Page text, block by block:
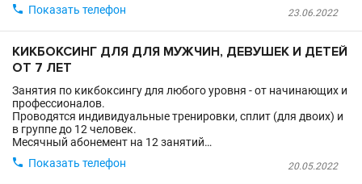
23.06.2022
 Показать телефон
КИКБОКСИНГ ДЛЯ ДЛЯ МУЖЧИН, ДЕВУШЕК И ДЕТЕЙ
ОТ 7 ЛЕТ
Занятия по кикбоксингу для любого уровня - от начинающих и
профессионалов.
Проводятся индивидуальные тренировки, сплит (для двоих) и
в группе до 12 человек.
Месячный абонемент на 12 занятий…
20.05.2022
 Показать телефон